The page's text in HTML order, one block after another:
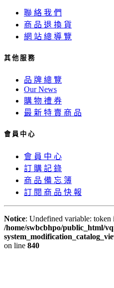
聯 絡 我 們
商 品 退 換 貨
網 站 總 導 覽
其 他 服 務
品 牌 總 覽
Our News
購 物 禮 券
最 新 特 賣 商 品
會 員 中 心
會 員 中 心
訂 購 記 錄
商 品 備 忘 簿
訂 閱 商 品 快 報
Notice: Undefined variable: token
/home/swbcbhpo/public_html/
on line 840